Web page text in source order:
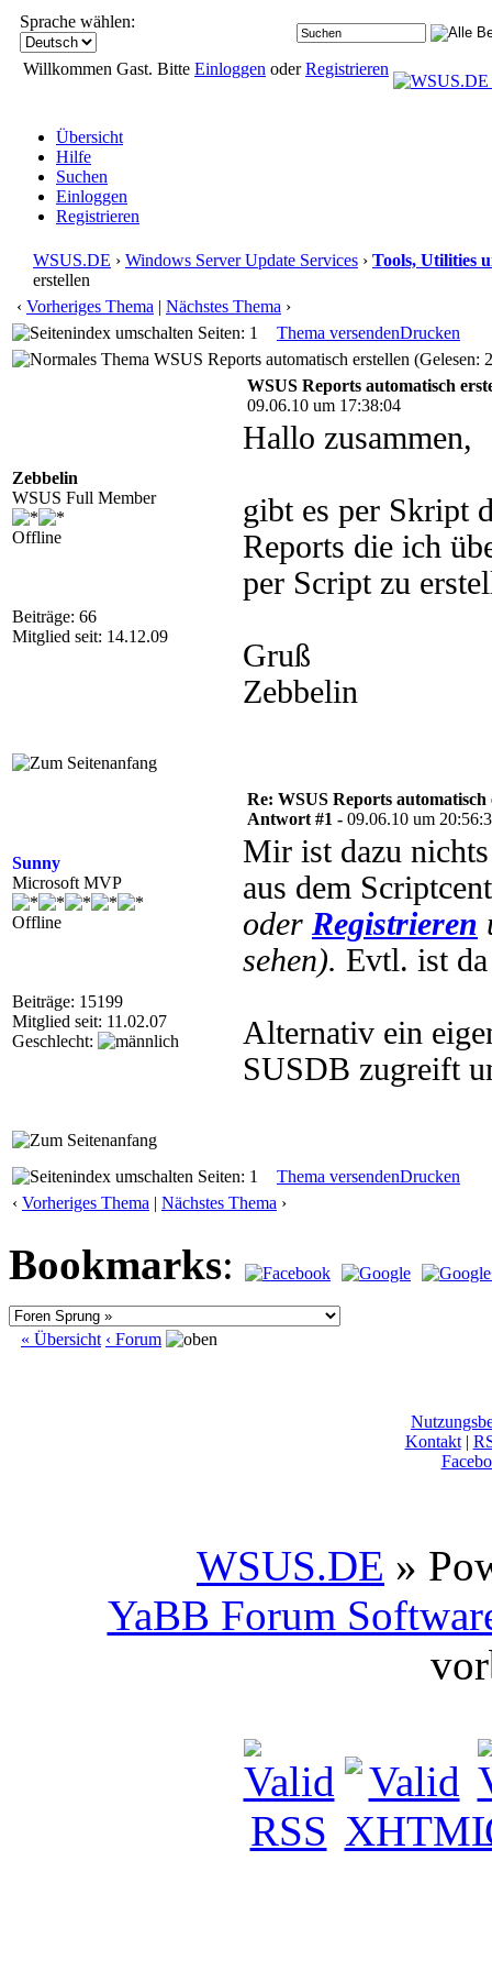
Sprache wählen:
Willkommen Gast. Bitte Einloggen oderRegistrieren
Übersicht
Hilfe
Suchen
Einloggen
Registrieren
WSUS.DE › Windows Server Update Services › Tools, Utilities
erstellen
‹ Vorheriges Thema | Nächstes Thema ›
Seiten: 1
Thema versendenDrucken
WSUS Reports automatisch erstellen (Gelesen:
Zebbelin
WSUS Full Member
Offline
Beiträge: 66
Mitglied seit: 14.12.09
WSUS Reports automatisch
09.06.10 um 17:38:04
Hallo zusammen,
gibt es per Skript
Reports die ich
per Script zu
Gruß
Zebbelin
Sunny
Microsoft MVP
Offline
Beiträge: 15199
Mitglied seit: 11.02.07
Geschlecht:
Re: WSUS Reports automatisch
Antwort #1 - 09.06.10 um
Mir ist dazu
aus dem
oder Registrieren
sehen). Evtl. ist
Alternativ ein
SUSDB zugreift
Seiten: 1 Thema versendenDrucken
‹ Vorheriges Thema | Nächstes Thema ›
Bookmarks:
« Übersicht ‹ Forum
Kontakt|
WSUS.DE »
YaBB Forum